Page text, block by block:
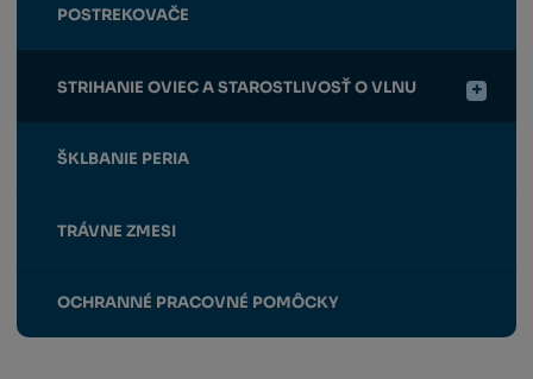
POSTREKOVAČE
STRIHANIE OVIEC A STAROSTLIVOSŤ O VLNU
ŠKLBANIE PERIA
TRÁVNE ZMESI
OCHRANNÉ PRACOVNÉ POMÔCKY